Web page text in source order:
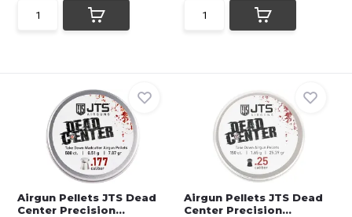
Airgun Pellets JTS Dead
Center Precision...
Airgun Pellets JTS Dead
Center Precision...